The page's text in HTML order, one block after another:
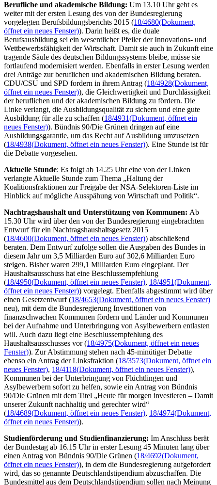
Berufliche und akademische Bildung: Um 13.10 Uhr geht es
weiter mit der ersten Lesung des von der Bundesregierung
vorgelegten Berufsbildungsberichts 2015 (18/4680(Dokument,
öffnet ein neues Fenster)). Darin heißt es, die duale
Berufsausbildung sei ein wesentlicher Pfeiler der Innovations- und
Wettbewerbsfähigkeit der Wirtschaft. Damit sie auch in Zukunft eine
tragende Säule des deutschen Bildungssystems bleibe, müsse sie
fortlaufend modernisiert werden. Ebenfalls in erster Lesung werden
drei Anträge zur beruflichen und akademischen Bildung beraten.
CDU/CSU und SPD fordern in ihrem Antrag (18/4928(Dokument,
öffnet ein neues Fenster)), die Gleichwertigkeit und Durchlässigkeit
der beruflichen und der akademischen Bildung zu fördern. Die
Linke verlangt, die Ausbildungsqualität zu sichern und eine gute
Ausbildung für alle zu schaffen (18/4931(Dokument, öffnet ein
neues Fenster)). Bündnis 90/Die Grünen dringen auf eine
Ausbildungsgarantie, um das Recht auf Ausbildung umzusetzen
(18/4938(Dokument, öffnet ein neues Fenster)). Eine Stunde ist für
die Debatte vorgesehen.
Aktuelle Stunde: Es folgt ab 14.25 Uhr eine von der Linken
verlangte Aktuelle Stunde zum Thema „Haltung der
Koalitionsfraktionen zur Freigabe der NSA-Selektoren-Liste im
Hinblick auf mögliche Ausspähung von Wirtschaft und Politik“.
Nachtragshaushalt und Unterstützung von Kommunen: Ab
15.30 Uhr wird über den von der Bundesregierung eingebrachten
Entwurf für ein Nachtragshaushaltsgesetz 2015
(18/4600(Dokument, öffnet ein neues Fenster)) abschließend
beraten. Dem Entwurf zufolge sollen die Ausgaben des Bundes in
diesem Jahr um 3,5 Milliarden Euro auf 302,6 Milliarden Euro
steigen. Bisher waren 299,1 Milliarden Euro eingeplant. Der
Haushaltsausschuss hat eine Beschlussempfehlung
(18/4950(Dokument, öffnet ein neues Fenster), 18/4951(Dokument,
öffnet ein neues Fenster)) vorgelegt. Ebenfalls abgestimmt wird über
einen Gesetzentwurf (18/4653(Dokument, öffnet ein neues Fenster)
neu), mit dem die Bundesregierung Investitionen von
finanzschwachen Kommunen fördern und Länder und Kommunen
bei der Aufnahme und Unterbringung von Asylbewerbern entlasten
will. Auch dazu liegt eine Beschlussempfehlung des
Haushaltsausschusses vor (18/4975(Dokument, öffnet ein neues
Fenster)). Zur Abstimmung stehen nach 45-minütiger Debatte
ebenso ein Antrag der Linksfraktion (18/3573(Dokument, öffnet ein
neues Fenster), 18/4118(Dokument, öffnet ein neues Fenster)),
Kommunen bei der Unterbringung von Flüchtlingen und
Asylbewerbern sofort zu helfen, sowie ein Antrag von Bündnis
90/Die Grünen mit dem Titel „Heute für morgen investieren – Damit
unserer Zukunft nachhaltig und gerechter wird“
(18/4689(Dokument, öffnet ein neues Fenster), 18/4974(Dokument,
öffnet ein neues Fenster)).
Studienförderung und Studienfinanzierung: Im Anschluss berät
der Bundestag ab 16.15 Uhr in erster Lesung 45 Minuten lang über
einen Antrag von Bündnis 90/Die Grünen (18/4692(Dokument,
öffnet ein neues Fenster)), in dem die Bundesregierung aufgefordert
wird, das so genannte Deutschlandstipendium abzuschaffen. Die
Bundesmittel aus dem Deutschlandstipendium sollen nach Meinung